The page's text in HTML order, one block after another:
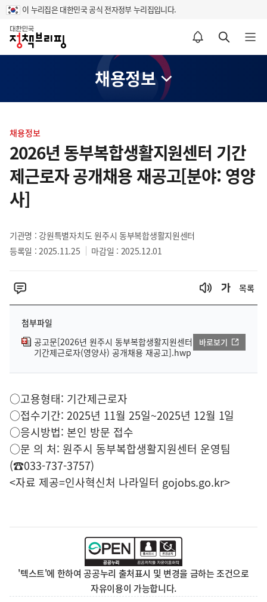
이 누리집은 대한민국 공식 전자정부 누리집입니다.
홈
알림설정 바로가기 검색 바로가기 메뉴 열기
채용정보
텐
츠
영
역
채용정보
2026년 동부복합생활지원센터 기간
제근로자 공개채용 재공고[분야: 영양
사]
기관명 : 강원특별자치도 원주시 동부복합생활지원센터
등록일 : 2025.11.25
마감일 : 2025.12.01
목록
첨부파일
공고문[2026년 원주시 동부복합생활지원센터
기간제근로자(영양사) 공개채용 재공고].hwp
바로보기
○고용형태: 기간제근로자
○접수기간: 2025년 11월 25일~2025년 12월 1일
○응시방법: 본인 방문 접수
○문 의 처: 원주시 동부복합생활지원센터 운영팀
(☎033-737-3757)
<자료 제공=인사혁신처 나라일터 gojobs.go.kr>
'텍스트'에 한하여 공공누리 출처표시 및 변경을 금하는 조건으로
자유이용이 가능합니다.